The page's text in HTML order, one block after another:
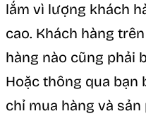
lắm vì lượng khách
cao. Khách hàng
hàng nào cũng phải
Hoặc thông qua bạn
chỉ mua hàng và